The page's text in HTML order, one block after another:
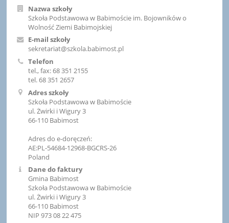
Nazwa szkoły
Szkoła Podstawowa w Babimoście im. Bojowników o
Wolność Ziemi Babimojskiej
E-mail szkoły
sekretariat@szkola.babimost.pl
Telefon
tel., fax: 68 351 2155
tel. 68 351 2657
Adres szkoły
Szkoła Podstawowa w Babimoście
ul. Żwirki i Wigury 3
66-110 Babimost
Adres do e-doręczeń:
AE:PL-54684-12968-BGCRS-26
Poland
Dane do faktury
Gmina Babimost
Szkoła Podstawowa w Babimoście
ul. Żwirki i Wigury 3
66-110 Babimost
NIP 973 08 22 475